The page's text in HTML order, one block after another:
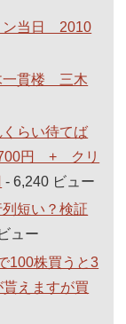
ン当日 2010
一貫楼 三木
らい待てば
円 + クリ
- 6,240 ビュー
短い？検証
ュー
株買うと3
えますが買